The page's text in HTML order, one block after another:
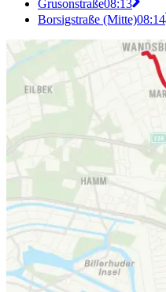
Grusonstraße08:13
Borsigstraße (Mitte)08:14